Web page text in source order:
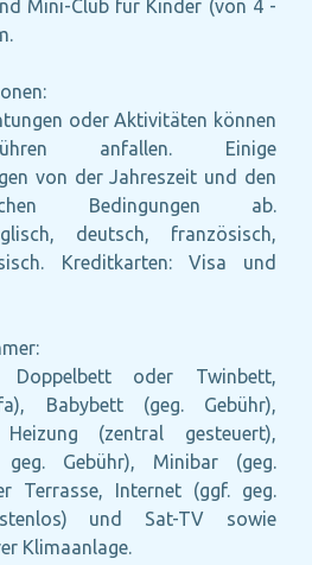
Mini-Club für Kinder (von 4 -
oder Aktivitäten können
anfallen. Einige
von der Jahreszeit und den
Bedingungen ab.
deutsch, französisch,
Kreditkarten: Visa und
Doppelbett oder Twinbett,
Babybett (geg. Gebühr),
(zentral gesteuert),
geg. Gebühr), Minibar (geg.
Terrasse, Internet (ggf. geg.
und Sat-TV sowie
Klimaanlage.